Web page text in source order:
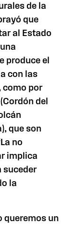
de la
que
al Estado
produce el
con las
como por
del
que son
no
implica
suceder
la
queremos un